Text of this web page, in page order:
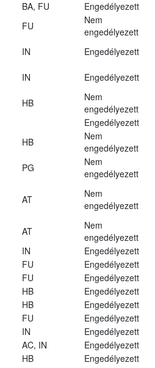
BA, FU
Engedélyezett
FU
Nem
engedélyezett
IN
Engedélyezett
IN Engedélyezett
HB
Nem
engedélyezett
Engedélyezett
HB
Nem
engedélyezett
PG
Nem
engedélyezett
AT
Nem
engedélyezett
AT
Nem
engedélyezett
IN
Engedélyezett
FU
Engedélyezett
FU
Engedélyezett
HB
Engedélyezett
HB
Engedélyezett
FU
Engedélyezett
IN
Engedélyezett
AC, IN
Engedélyezett
HB
Engedélyezett